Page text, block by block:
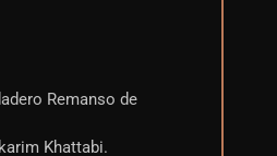
Remanso de
Khattabi.